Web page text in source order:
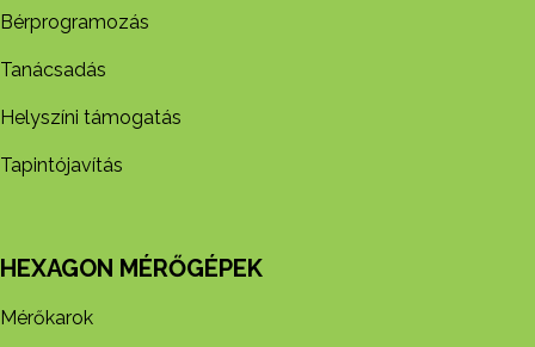
Bérprogramozás
Tanácsadás
Helyszíni támogatás
Tapintójavítás
HEXAGON MÉRŐGÉPEK
Mérőkarok